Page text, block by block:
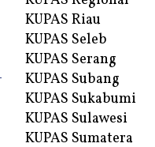
KUPAS Riau
KUPAS Seleb
KUPAS Serang
KUPAS Subang
KUPAS Sukabumi
KUPAS Sulawesi
KUPAS Sumatera